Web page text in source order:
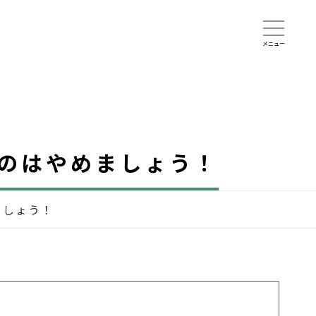
はやめましょう！
ょう！